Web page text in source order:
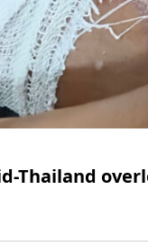
Thailand